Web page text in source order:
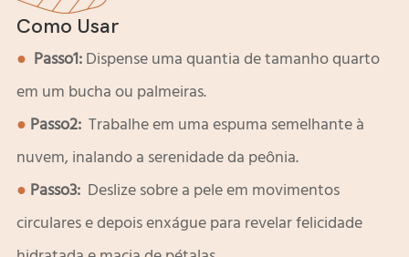
Como Usar
● Passo1:Dispense uma quantia de tamanho quarto
em um bucha ou palmeiras.
● Passo2: Trabalhe em uma espuma semelhante à
nuvem, inalando a serenidade da peônia.
● Passo3: Deslize sobre a pele em movimentos
circulares e depois enxágue para revelar felicidade